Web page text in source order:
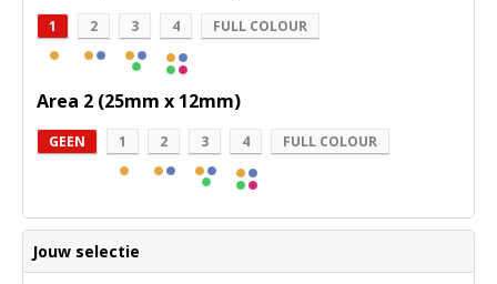
1 2 3 4 FULL COLOUR
Area 2 (25mm x 12mm)
GEEN 1 2 3 4 FULL COLOUR
Jouw selectie